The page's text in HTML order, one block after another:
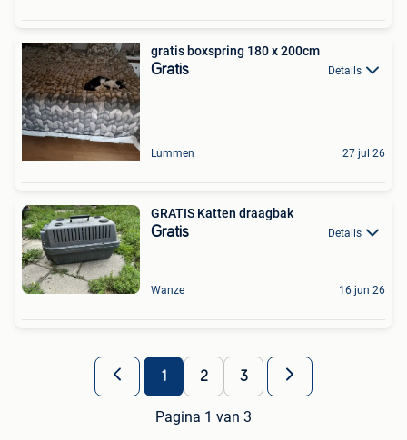
gratis boxspring 180 x 200cm
Gratis Details
Lummen 27 jul 26
GRATIS Katten draagbak
Gratis Details
Wanze 16 jun 26
1 2 3
Pagina 1 van 3